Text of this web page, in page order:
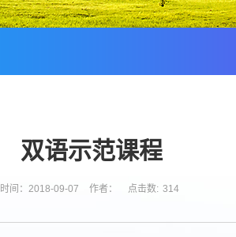
双语示范课程
时间：2018-09-07 作者： 点击数: 314